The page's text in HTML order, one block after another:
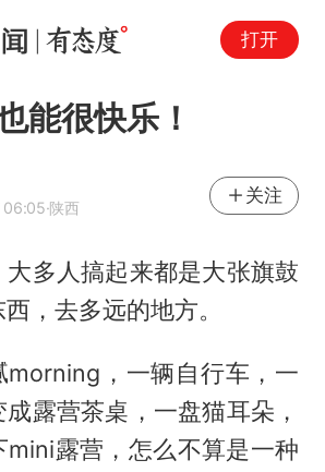
打开
能很快乐！
·陕西
关注
大多人搞起来都是大张旗鼓
，去多远的地方。
morning，一辆自行车，一
露营茶桌，一盘猫耳朵，
mini露营，怎么不算是一种